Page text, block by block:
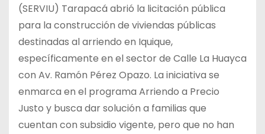
(SERVIU) Tarapacá abrió la licitación pública
para la construcción de viviendas públicas
destinadas al arriendo en Iquique,
específicamente en el sector de Calle La Huayca
con Av. Ramón Pérez Opazo. La iniciativa se
enmarca en el programa Arriendo a Precio
Justo y busca dar solución a familias que
cuentan con subsidio vigente, pero que no han